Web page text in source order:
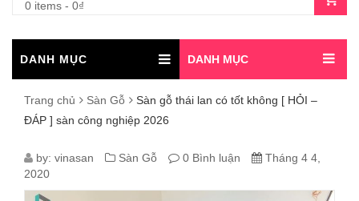
0 items - 0₫
DANH MỤC DANH MỤC
Trang chủ Sàn Gỗ
Sàn gỗ thái lan có tốt không [ HỎI –
ĐÁP ] sàn công nghiệp 2026
SÀN
GỖ
by: vinasan Sàn Gỗ 0 Bình luận
Tháng 4 4,
2020